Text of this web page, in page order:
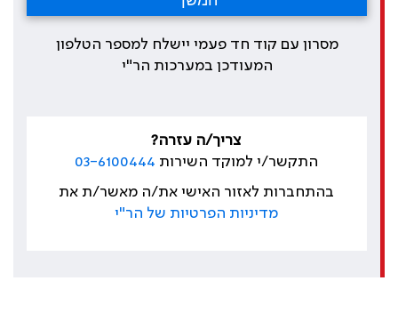
מסרון עם קוד חד פעמי יישלח למספר הטלפון
המעודכן במערכות הר"י
צריך/ה עזרה?
התקשר/י למוקד השירות 03-6100444
בהתחברות לאזור האישי את/ה מאשר/ת את
מדיניות הפרטיות של הר"י